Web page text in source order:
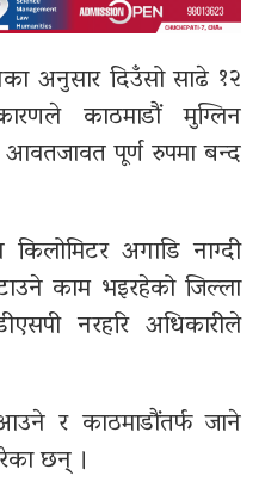
अनुसार दिउँसो साढे १२
काठमाडौं मुग्लिन
पूर्ण रुपमा बन्द
अगाडि नाग्दी
काम भइरहेको जिल्ला
नरहरि अधिकारीले
र काठमाडौंतर्फ जाने
छन् ।